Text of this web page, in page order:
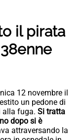
il pirata
12 novembre il
un pedone di
alla fuga. Si tratta
dopo si è
attraversando la